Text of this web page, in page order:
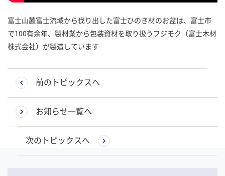
富士山麓富士流域から伐り出した富士ひのき材のお盆は、富士市
で100有余年、製材業から包装資材を取り扱うフジモク（富士木材
株式会社）が製造しています
前のトピックスへ
お知らせ一覧へ
次のトピックスへ